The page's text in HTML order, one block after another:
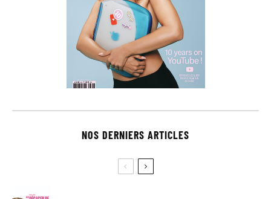
NOS DERNIERS ARTICLES